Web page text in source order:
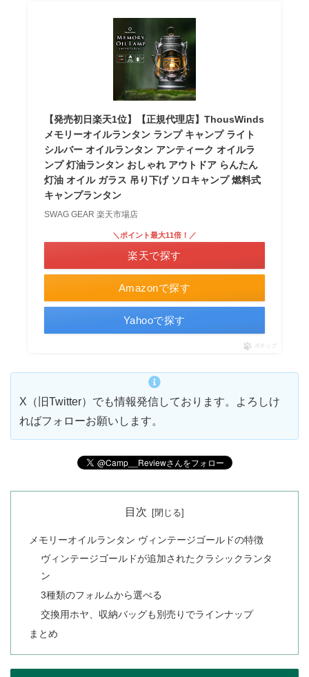
【発売初日楽天1位】【正規代理店】ThousWinds
メモリーオイルランタン ランプ キャンプ ライト
シルバー オイルランタン アンティーク オイルラ
ンプ 灯油ランタン おしゃれ アウトドア らんたん
灯油 オイル ガラス 吊り下げ ソロキャンプ 燃料式
キャンプランタン
SWAG GEAR 楽天市場店
Amazonで探す
＼ポイント最大11倍！／
楽天で探す
Yahooで探す
ポチップ
X（旧Twitter）でも情報発信しております。よろしけ
ればフォローお願いします。
目次
メモリーオイルランタン ヴィンテージゴールドの特徴
ヴィンテージゴールドが追加されたクラシックランタ
ン
3種類のフォルムから選べる
交換用ホヤ、収納バッグも別売りでラインナップ
まとめ